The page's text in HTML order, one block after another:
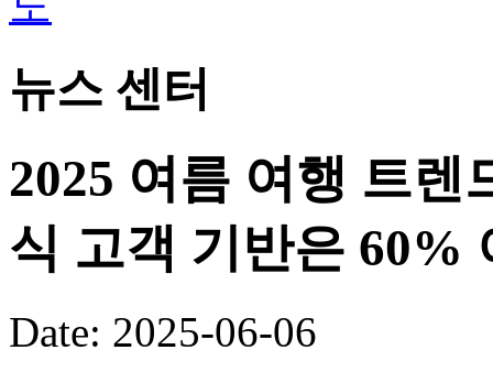
뉴스 센터
2025 여름 여행 트
식 고객 기반은 60%
Date: 2025-06-06